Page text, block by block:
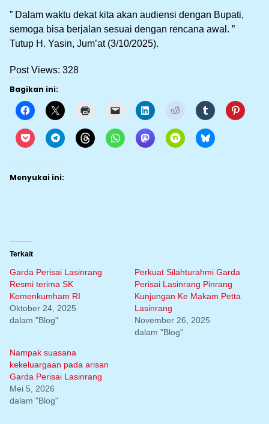
” Dalam waktu dekat kita akan audiensi dengan Bupati,
semoga bisa berjalan sesuai dengan rencana awal. ”
Tutup H. Yasin, Jum’at (3/10/2025).
Post Views: 328
Bagikan ini:
Menyukai ini:
Terkait
Garda Perisai Lasinrang
Resmi terima SK
Kemenkumham RI
Oktober 24, 2025
dalam "Blog"
Perkuat Silahturahmi Garda
Perisai Lasinrang Pinrang
Kunjungan Ke Makam Petta
Lasinrang
November 26, 2025
dalam "Blog"
Nampak suasana
kekeluargaan pada arisan
Garda Perisai Lasinrang
Mei 5, 2026
dalam "Blog"